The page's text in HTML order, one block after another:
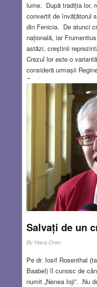
lume. După tradiția lor,
convertit de învățătorul
din Fenicia. De atunci
națională, iar
astăzi, creștinii
Crezul lor este o
consideră urmașii
Evident că acestea sunt
Saba era asociată cu
Etiopia / Eritreea sunt
între ele au existat
mirare că împart și
„descendență” este
simbolul suveranității
JUN 11, 2026
Salvați de un
By Hava Oren
Pe dr. Iosif Rosenthal
Baabel) îl cunosc de
numit „Nenea Ioji”. Nu